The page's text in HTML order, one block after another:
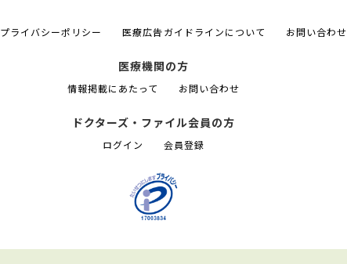
プライバシーポリシー 医療広告ガイドラインについて お問い合わせ
医療機関の方
情報掲載にあたって お問い合わせ
ドクターズ・ファイル会員の方
ログイン 会員登録